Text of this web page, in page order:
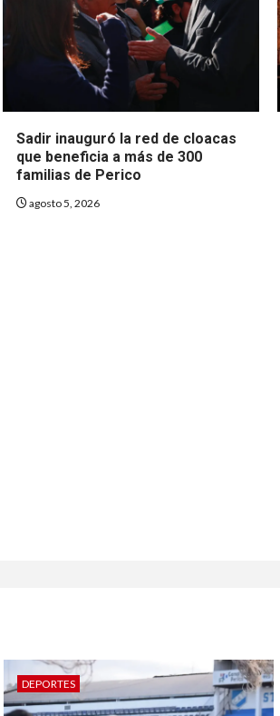
Sadir inauguró la red de cloacas
que beneficia a más de 300
familias de Perico
agosto 5, 2026
DEPORTES